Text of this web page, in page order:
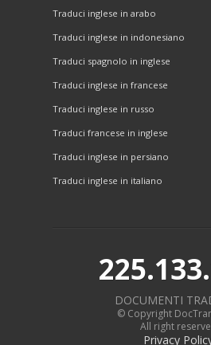
Traduci inglese in arabo
Traduci inglese in indonesiano
Traduci spagnolo in inglese
Traduci inglese in francese
Traduci inglese in russo
Traduci francese in inglese
Traduci inglese in persiano
Traduci inglese in italiano
DOCUMENTI
© Copyright
All right
Privacy